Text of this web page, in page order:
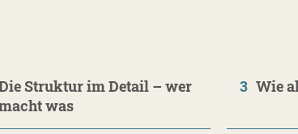
Struktur im Detail – wer
was
3 Wie